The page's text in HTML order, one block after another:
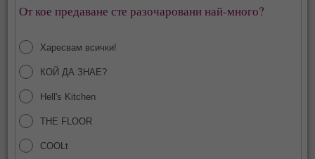
От кое предаване сте разочаровани най-много?
Харесвам всички!
КОЙ ДА ЗНАЕ?
Hell's Kitchen
THE FLOOR
COOLt